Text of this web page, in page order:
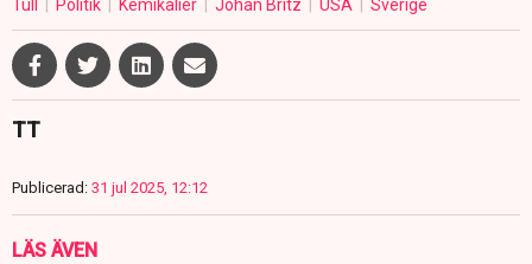
Tull Politik Kemikalier Johan Britz USA Sverige
TT
Publicerad: 31 jul 2025, 12:12
LÄS ÄVEN